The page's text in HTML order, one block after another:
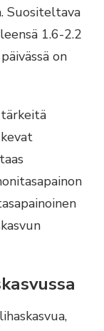
Suositeltava
1.6-2.2
on